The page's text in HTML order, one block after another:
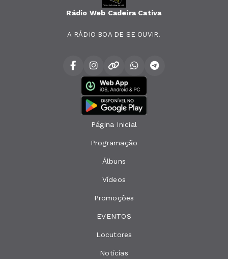
Rádio Web Cadeira Cativa
A RÁDIO BOA DE SE OUVIR.
Página Inicial
Programação
Álbuns
Vídeos
Promoções
EVENTOS
Locutores
Notícias